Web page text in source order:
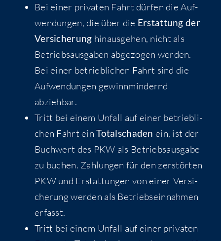
Bei einer pri­va­ten Fahrt dür­fen die Auf­
wen­dun­gen, die über die Erstat­tung der
Ver­si­che­rung hin­aus­ge­hen, nicht als
Betriebs­aus­ga­ben abge­zo­gen wer­den.
Bei einer betrieb­li­chen Fahrt sind die
Auf­wen­dun­gen gewinn­min­dernd
abziehbar.
Tritt bei einem Unfall auf einer betrieb­li­
chen Fahrt einTotal­scha­den ein, ist der
Buch­wert des PKW als Betriebs­aus­ga­be
zu buchen. Zah­lun­gen für den zer­stör­ten
PKW und Erstat­tun­gen von einer Ver­si­
che­rung wer­den als Betriebs­ein­nah­men
erfasst.
Tritt bei einem Unfall auf einer pri­va­ten